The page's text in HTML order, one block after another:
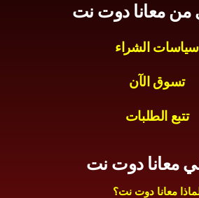
من معانا دوت نت
سياسات الشراء
تسوق الآن
تتبع الطلبات
معانا دوت نت
معانا دوت نت؟